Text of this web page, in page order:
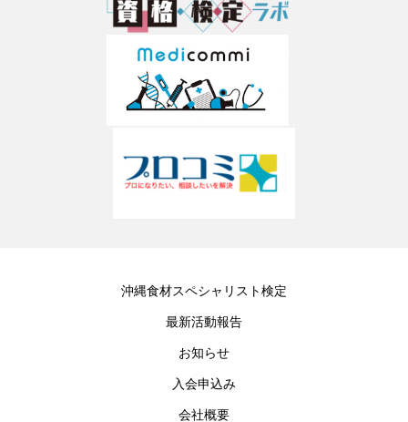
沖縄食材スペシャリスト検定
最新活動報告
お知らせ
入会申込み
会社概要